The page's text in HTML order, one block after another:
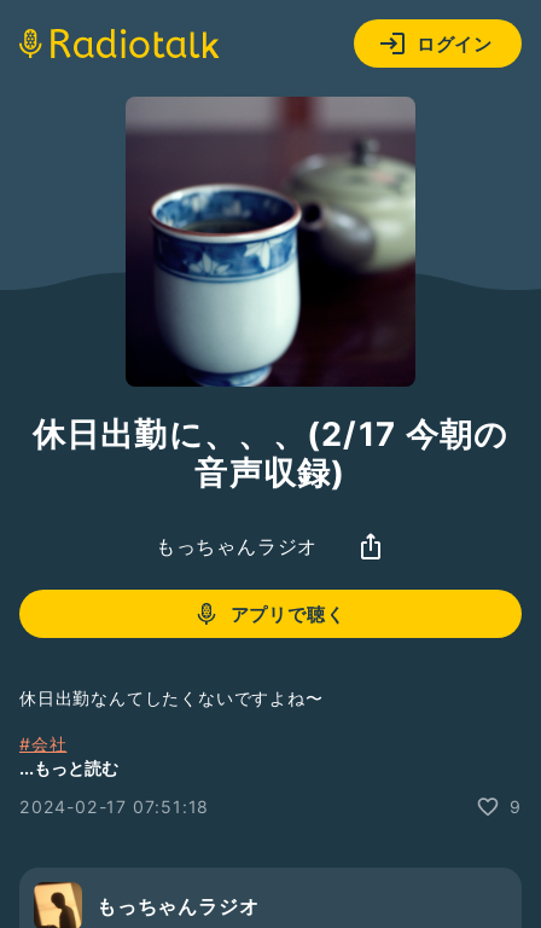
ログイン
休日出勤に、、、(2/17 今朝の
音声収録)
もっちゃんラジオ
アプリで聴く
休日出勤なんてしたくないですよね〜
#会社
#仕事
#毎日更新
...もっと読む
2024-02-17 07:51:18
9
もっちゃんラジオ